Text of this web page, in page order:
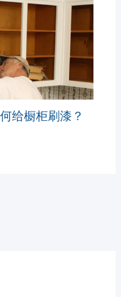
给橱柜刷漆？